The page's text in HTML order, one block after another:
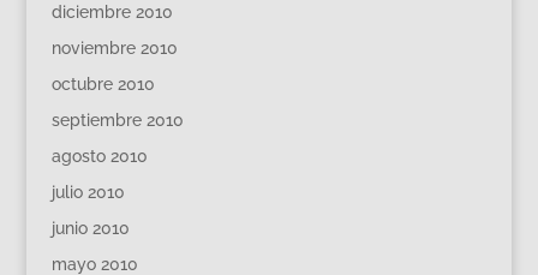
diciembre 2010
noviembre 2010
octubre 2010
septiembre 2010
agosto 2010
julio 2010
junio 2010
mayo 2010